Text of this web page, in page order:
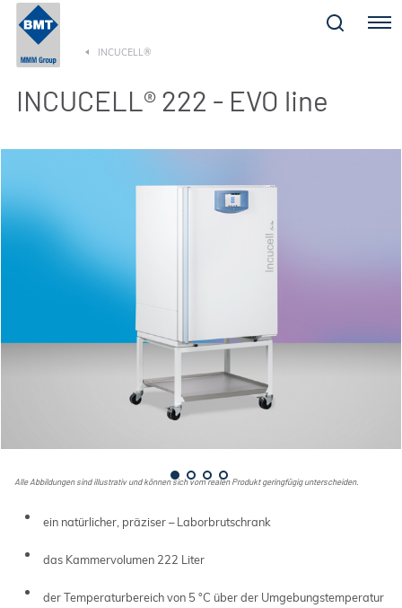
Menu
INCUCELL®
INCUCELL® 222 - EVO line
Alle Abbildungen sind illustrativ und können sich vom realen Produkt geringfügig unterscheiden.
ein natürlicher, präziser – Laborbrutschrank
das Kammervolumen 222 Liter
der Temperaturbereich von 5 °C über der Umgebungstemperatur